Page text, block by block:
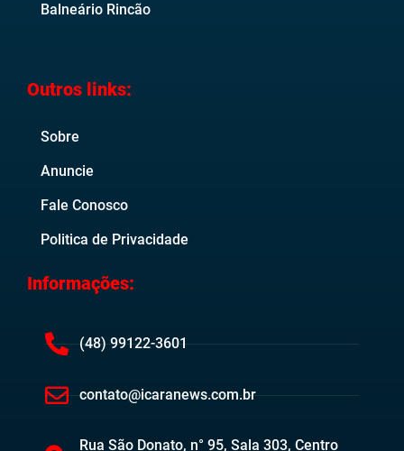
Balneário Rincão
Outros links:
Sobre
Anuncie
Fale Conosco
Politica de Privacidade
Informações:
(48) 99122-3601
contato@icaranews.com.br
Rua São Donato, n° 95, Sala 303, Centro